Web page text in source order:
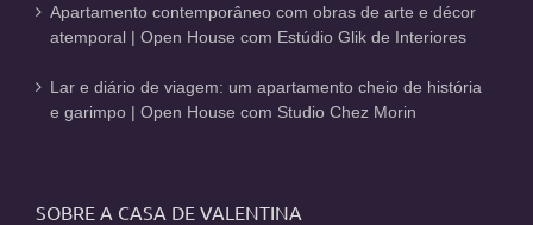
Apartamento contemporâneo com obras de arte e décor
atemporal | Open House com Estúdio Glik de Interiores
Lar e diário de viagem: um apartamento cheio de história
e garimpo | Open House com Studio Chez Morin
SOBRE A CASA DE VALENTINA